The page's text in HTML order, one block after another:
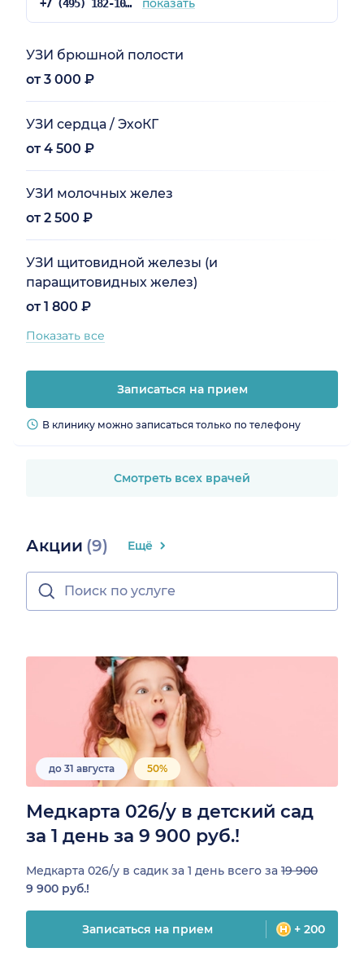
+7 (495) 182-10-36 показать
УЗИ брюшной полости
от 3 000 ₽
УЗИ сердца / ЭхоКГ
от 4 500 ₽
УЗИ молочных желез
от 2 500 ₽
УЗИ щитовидной железы (и
паращитовидных желез)
от 1 800 ₽
Показать все
Записаться на прием
В клинику можно записаться только по телефону
Смотреть всех врачей
Акции (9) Ещё
до 31 августа 50%
Медкарта 026/у в детский сад
за 1 день за 9 900 руб.!
Медкарта 026/у в садик за 1 день всего за 19 900
9 900 руб.!
Записаться на прием + 200